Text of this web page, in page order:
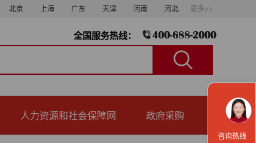
咨询热线
北京 上海 广东 天津 河南 河北 更多>>
全国服务热线：
人力资源和社会保障网 政府采购